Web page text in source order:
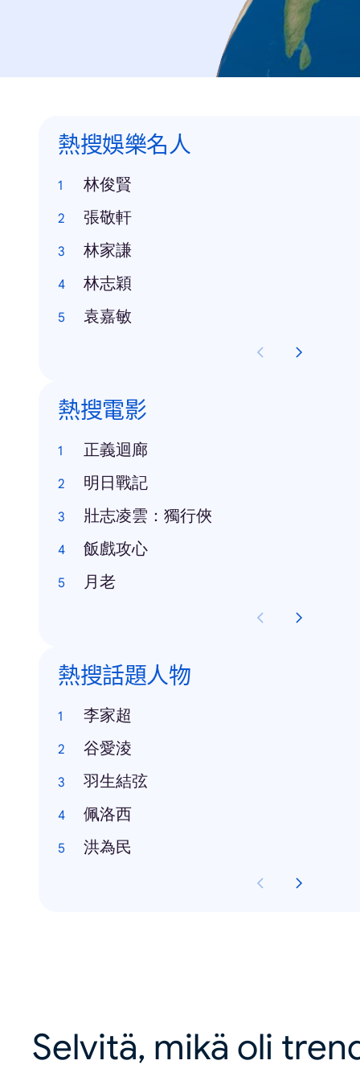
熱搜娛樂名人
林俊賢
張敬軒
林家謙
林志穎
袁嘉敏
熱搜電影
正義迴廊
明日戰記
壯志凌雲：獨行俠
飯戲攻心
月老
熱搜話題人物
李家超
谷愛淩
羽生結弦
佩洛西
洪為民
Selvitä, mikä oli